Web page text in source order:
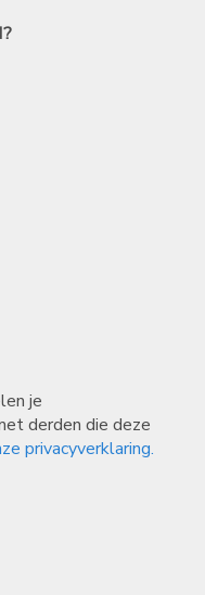
je
derden die deze
privacyverklaring.